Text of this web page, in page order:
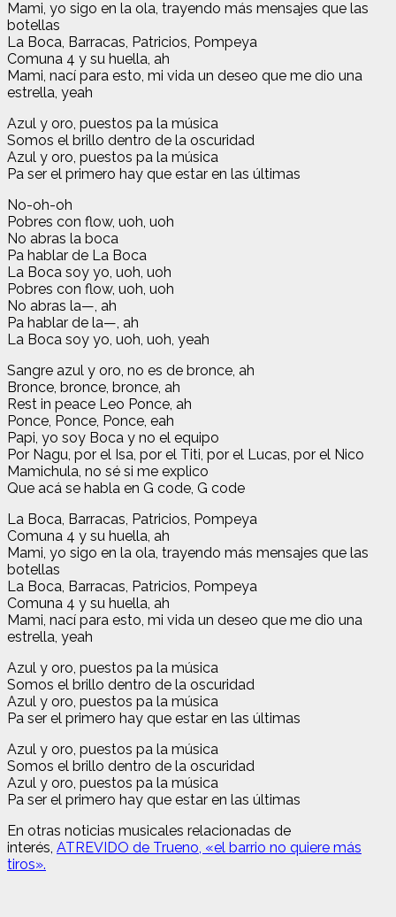
Mami, yo sigo en la ola, trayendo más mensajes que las
botellas
La Boca, Barracas, Patricios, Pompeya
Comuna 4 y su huella, ah
Mami, nací para esto, mi vida un deseo que me dio una
estrella, yeah
Azul y oro, puestos pa la música
Somos el brillo dentro de la oscuridad
Azul y oro, puestos pa la música
Pa ser el primero hay que estar en las últimas
No-oh-oh
Pobres con flow, uoh, uoh
No abras la boca
Pa hablar de La Boca
La Boca soy yo, uoh, uoh
Pobres con flow, uoh, uoh
No abras la—, ah
Pa hablar de la—, ah
La Boca soy yo, uoh, uoh, yeah
Sangre azul y oro, no es de bronce, ah
Bronce, bronce, bronce, ah
Rest in peace Leo Ponce, ah
Ponce, Ponce, Ponce, eah
Papi, yo soy Boca y no el equipo
Por Nagu, por el Isa, por el Titi, por el Lucas, por el Nico
Mamichula, no sé si me explico
Que acá se habla en G code, G code
La Boca, Barracas, Patricios, Pompeya
Comuna 4 y su huella, ah
Mami, yo sigo en la ola, trayendo más mensajes que las
botellas
La Boca, Barracas, Patricios, Pompeya
Comuna 4 y su huella, ah
Mami, nací para esto, mi vida un deseo que me dio una
estrella, yeah
Azul y oro, puestos pa la música
Somos el brillo dentro de la oscuridad
Azul y oro, puestos pa la música
Pa ser el primero hay que estar en las últimas
Azul y oro, puestos pa la música
Somos el brillo dentro de la oscuridad
Azul y oro, puestos pa la música
Pa ser el primero hay que estar en las últimas
En otras noticias musicales relacionadas de
interés, ATREVIDO de Trueno, «el barrio no quiere más
tiros».